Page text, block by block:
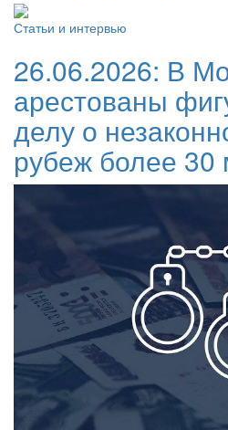
Статьи и интервью
26.06.2026: В
арестованы
делу о
рубеж более 30